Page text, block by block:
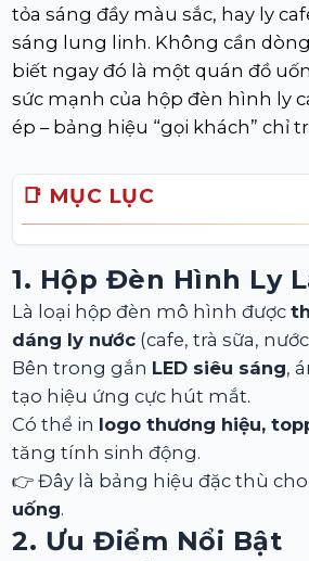
tỏa sáng đầy màu sắc, hay ly
sáng lung linh. Không cần
biết ngay đó là một quán đồ
sức mạnh của hộp đèn hình ly
ép – bảng hiệu “gọi khách” chỉ
📑 MỤC LỤC
1. Hộp Đèn Hình Ly
Là loại hộp đèn mô hình được
dáng ly nước (cafe, trà sữa,
Bên trong gắn LED siêu sáng,
tạo hiệu ứng cực hút mắt.
Có thể in logo thương hiệu,
tăng tính sinh động.
👉 Đây là bảng hiệu đặc thù cho
uống.
2. Ưu Điểm Nổi Bật